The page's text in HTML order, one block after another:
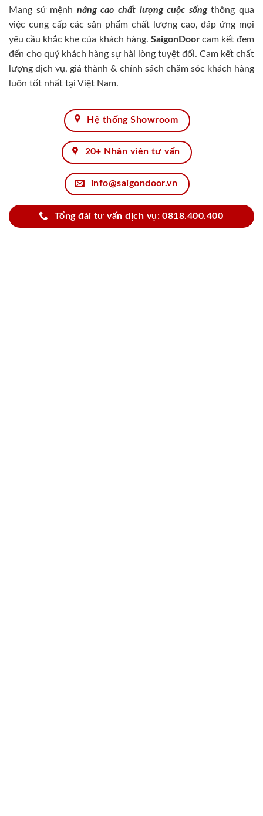
Mang sứ mệnh nâng cao chất lượng cuộc sốngthông qua
việc cung cấp các sản phẩm chất lượng cao, đáp ứng mọi
yêu cầu khắc khe của khách hàng. SaigonDoorcam kết đem
đến cho quý khách hàng sự hài lòng tuyệt đối. Cam kết chất
lượng dịch vụ, giá thành & chính sách chăm sóc khách hàng
luôn tốt nhất tại Việt Nam.
Hệ thống Showroom
20+ Nhân viên tư vấn
info@saigondoor.vn
Tổng đài tư vấn dịch vụ: 0818.400.400